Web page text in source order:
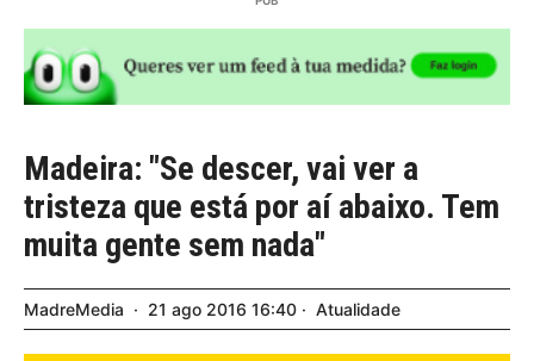
Madeira: "Se descer, vai ver a
tristeza que está por aí abaixo. Tem
muita gente sem nada"
MadreMedia 21 ago 2016 16:40 Atualidade